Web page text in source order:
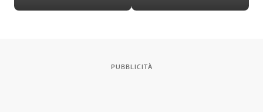
PUBBLICITÀ